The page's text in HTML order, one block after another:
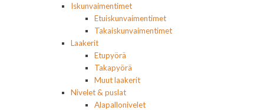
Iskunvaimentimet
Etuiskunvaimentimet
Takaiskunvaimentimet
Laakerit
Etupyörä
Takapyörä
Muut laakerit
Nivelet & puslat
Alapallonivelet